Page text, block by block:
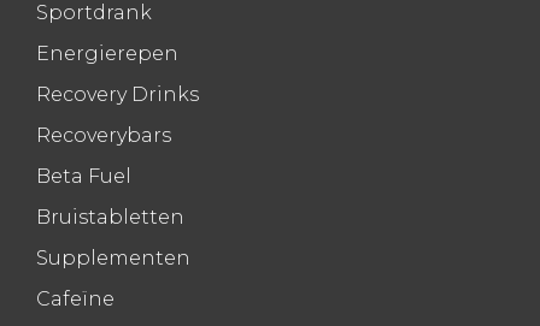
Sportdrank
Energierepen
Recovery Drinks
Recoverybars
Beta Fuel
Bruistabletten
Supplementen
Cafeïne